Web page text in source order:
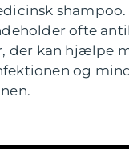
shampoo.
ofte
der kan hjælpe
og